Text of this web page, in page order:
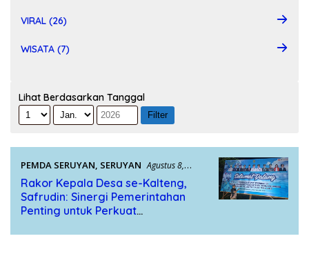
VIRAL (26)
WISATA (7)
Lihat Berdasarkan Tanggal
PEMDA SERUYAN, SERUYAN Agustus 8,
2026
Rakor Kepala Desa se-Kalteng,
Safrudin: Sinergi Pemerintahan
Penting untuk Perkuat